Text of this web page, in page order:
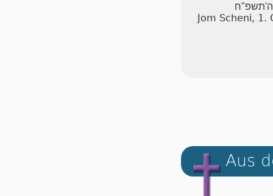
ה'תשפ"ח
Jom Scheni, 1.
Aus